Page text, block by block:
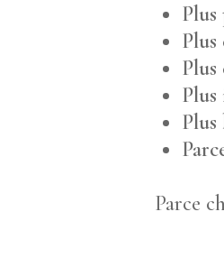
Plus
Plus
Plus
Parce